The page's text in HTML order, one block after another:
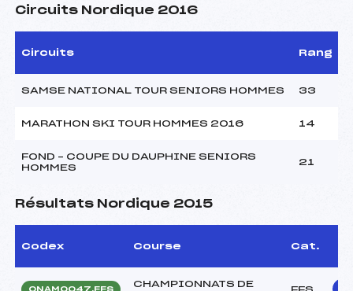
Circuits Nordique 2016
Circuits Rang
SAMSE NATIONAL TOUR SENIORS HOMMES 33
MARATHON SKI TOUR HOMMES 2016 14
FOND – COUPE DU DAUPHINE SENIORS
HOMMES
21
Résultats Nordique 2015
Codex Course Cat.
ONAM0047.FFS
CHAMPIONNATS DE
FFS